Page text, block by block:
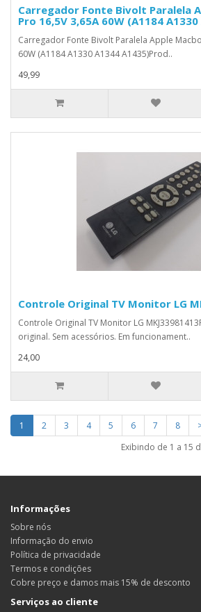
Carregador Fonte Bivolt Paralela
Pro 16,5V 3,65A 60W (A1184
Carregador Fonte Bivolt Paralela Apple
60W (A1184 A1330 A1344 A1435)Prod..
49,99
Controle Original TV Monitor LG
Controle Original TV Monitor LG
original. Sem acessórios. Em funcionament..
24,00
1 2 3 4 5 6 7 8
Exibindo de 1 a 15
Informações
Sobre nós
Informação do envio
Política de privacidade
Termos e condições
Cobre preço e damos mais 15% de desconto
Serviços ao cliente